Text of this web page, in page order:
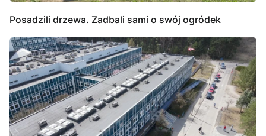
Posadzili drzewa. Zadbali sami o swój ogródek